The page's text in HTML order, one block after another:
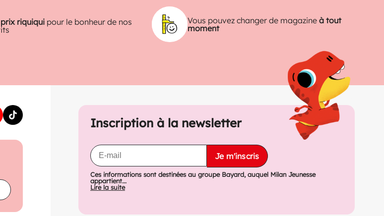
prix riquiqui pour le bonheur de nos
Vous pouvez changer de magazine à tout
moment
Inscription à la newsletter
Je m'inscris
Ces informations sont destinées au groupe Bayard, auquel Milan Jeunesse
appartient...
Lire la suite